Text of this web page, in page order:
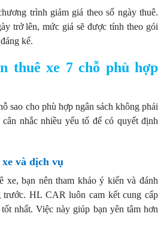
trình giảm giá theo số ngày thuê.
trở lên, mức giá sẽ được tính theo gói
kể.
thuê xe 7 chỗ phù hợp
sao cho phù hợp ngân sách không phải
nhắc nhiều yếu tố để có quyết định
và dịch vụ
xe, bạn nên tham khảo ý kiến và đánh
trước. HL CAR luôn cam kết cung cấp
nhất. Việc này giúp bạn yên tâm hơn